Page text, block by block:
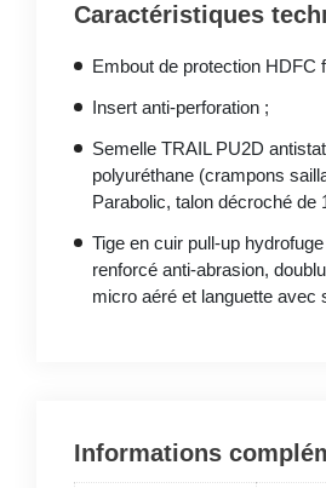
Caractéristiques
Embout de protection HDFC
Insert anti-perforation ;
Semelle TRAIL PU2D
polyuréthane (crampons
Parabolic, talon décroché de
Tige en cuir pull-up
renforcé anti-abrasion,
micro aéré et languette avec
Informations